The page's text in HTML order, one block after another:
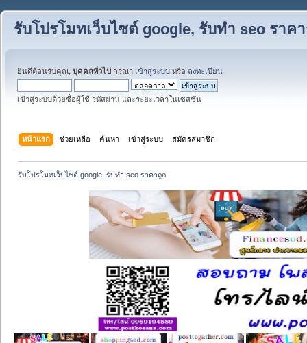
รับโปรโมทเว็บไซต์ google, รับทำ seo ราค
ยินดีต้อนรับคุณ, บุคคลทั่วไป กรุณา เข้าสู่ระบบ หรือ ลงทะเบียน
เข้าสู่ระบบด้วยชื่อผู้ใช้ รหัสผ่าน และระยะเวลาในเซสชั่น
หน้าแรก ช่วยเหลือ ค้นหา เข้าสู่ระบบ สมัครสมาชิก
รับโปรโมทเว็บไซต์ google, รับทำ seo ราคาถูก